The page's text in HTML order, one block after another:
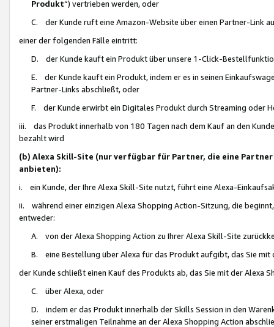
Produkt“) vertrieben werden, oder
C. der Kunde ruft eine Amazon-Website über einen Partner-Link
einer der folgenden Fälle eintritt:
D. der Kunde kauft ein Produkt über unsere 1-Click-
E. der Kunde kauft ein Produkt, indem er es in seinen
Partner-Links abschließt, oder
F. der Kunde erwirbt ein Digitales Produkt durch Streaming oder
iii. das Produkt innerhalb von 180 Tagen nach dem Kauf an den
bezahlt wird
(b) Alexa Skill-Site (nur verfügbar für Partner, die eine
anbieten):
i. ein Kunde, der Ihre Alexa Skill-Site nutzt, führt eine Alexa-
ii. während einer einzigen Alexa Shopping Action-Sitzung, die
entweder:
A. von der Alexa Shopping Action zu Ihrer Alexa Skill-Site
B. eine Bestellung über Alexa für das Produkt aufgibt, das Sie mit
der Kunde schließt einen Kauf des Produkts ab, das Sie mit der Alexa
C. über Alexa, oder
D. indem er das Produkt innerhalb der Skills Session in den
seiner erstmaligen Teilnahme an der Alexa Shopping Action